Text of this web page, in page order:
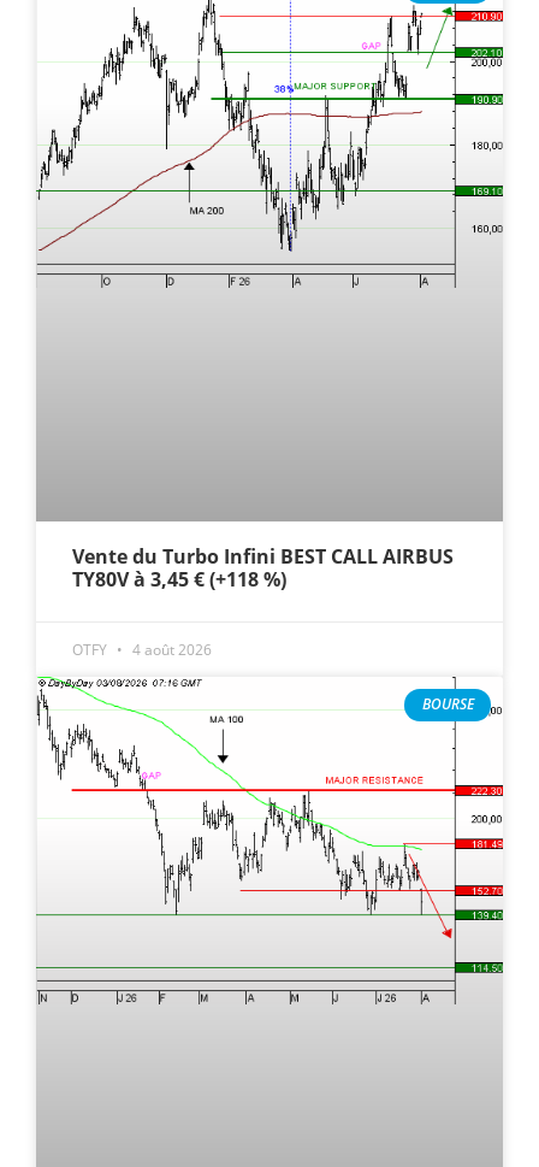
Vente du Turbo Infini BEST CALL AIRBUS
TY80V à 3,45 € (+118 %)
OTFY 4 août 2026
BOURSE